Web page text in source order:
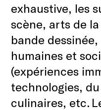
exhaustive, les
scène, arts de
bande
humaines et
(expériences
technologies,
culinaires, etc.